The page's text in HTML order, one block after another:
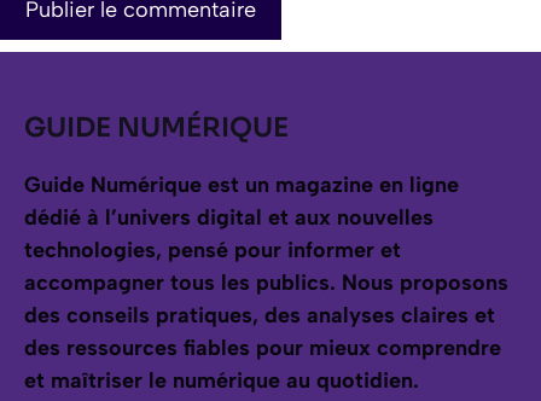
GUIDE NUMÉRIQUE
Guide Numérique est un magazine en ligne
dédié à l’univers digital et aux nouvelles
technologies, pensé pour informer et
accompagner tous les publics. Nous proposons
des conseils pratiques, des analyses claires et
des ressources fiables pour mieux comprendre
et maîtriser le numérique au quotidien.